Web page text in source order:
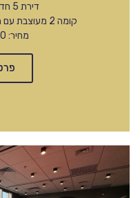
דירת 5 חד' במקור, 125 מ"ר,
קומה 2 מעוצבת עם מעלית, ממ"ד ומרפסת שמש,
מחיר: 2,590,000ש"ח